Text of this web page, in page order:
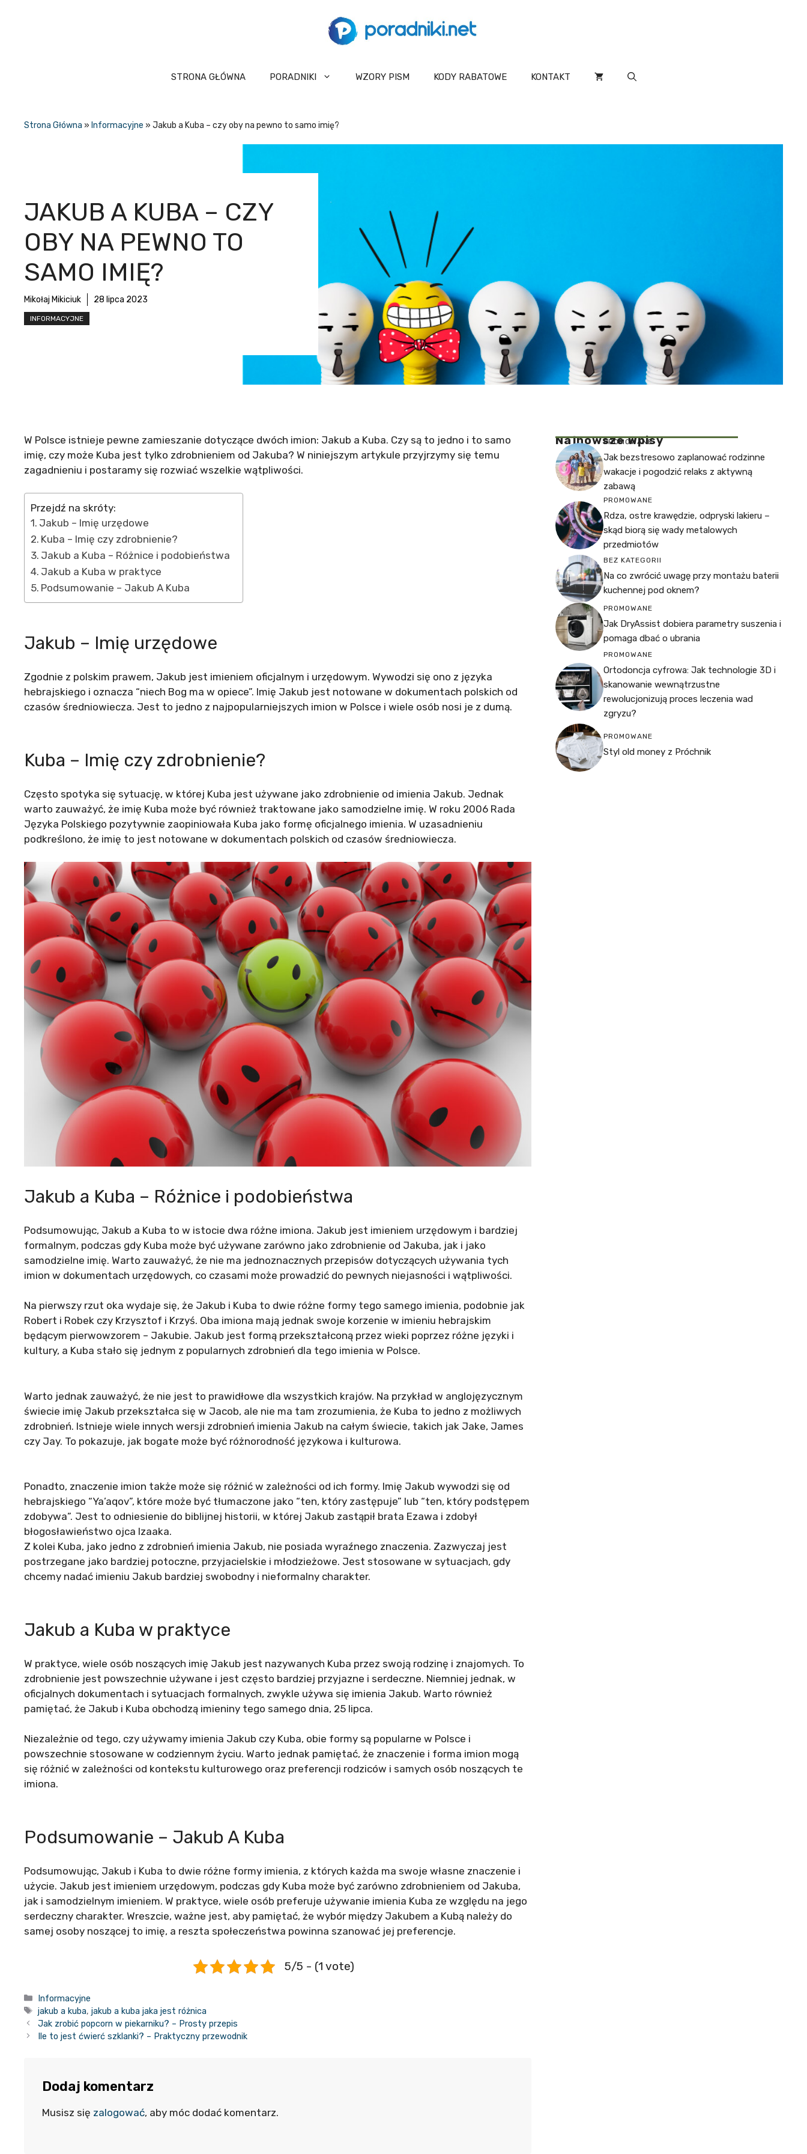
STRONA GŁÓWNA PORADNIKI WZORY PISM KODY RABATOWE KONTAKT
Strona Główna » Informacyjne » Jakub a Kuba – czy oby na pewno to samo imię?
JAKUB A KUBA – CZY
OBY NA PEWNO TO
SAMO IMIĘ?
Mikołaj Mikiciuk 28 lipca 2023
INFORMACYJNE
W Polsce istnieje pewne zamieszanie dotyczące dwóch imion: Jakub a Kuba. Czy są to jedno i to samo
imię, czy może Kuba jest tylko zdrobnieniem od Jakuba? W niniejszym artykule przyjrzymy się temu
zagadnieniu i postaramy się rozwiać wszelkie wątpliwości.
Przejdź na skróty:
Jakub – Imię urzędowe
Kuba – Imię czy zdrobnienie?
Jakub a Kuba – Różnice i podobieństwa
Jakub a Kuba w praktyce
Podsumowanie – Jakub A Kuba
Jakub – Imię urzędowe
Zgodnie z polskim prawem, Jakub jest imieniem oficjalnym i urzędowym. Wywodzi się ono z języka
hebrajskiego i oznacza “niech Bog ma w opiece”. Imię Jakub jest notowane w dokumentach polskich od
czasów średniowiecza. Jest to jedno z najpopularniejszych imion w Polsce i wiele osób nosi je z dumą.
Kuba – Imię czy zdrobnienie?
Często spotyka się sytuację, w której Kuba jest używane jako zdrobnienie od imienia Jakub. Jednak
warto zauważyć, że imię Kuba może być również traktowane jako samodzielne imię. W roku 2006 Rada
Języka Polskiego pozytywnie zaopiniowała Kuba jako formę oficjalnego imienia. W uzasadnieniu
podkreślono, że imię to jest notowane w dokumentach polskich od czasów średniowiecza.
Jakub a Kuba – Różnice i podobieństwa
Podsumowując, Jakub a Kuba to w istocie dwa różne imiona. Jakub jest imieniem urzędowym i bardziej
formalnym, podczas gdy Kuba może być używane zarówno jako zdrobnienie od Jakuba, jak i jako
samodzielne imię. Warto zauważyć, że nie ma jednoznacznych przepisów dotyczących używania tych
imion w dokumentach urzędowych, co czasami może prowadzić do pewnych niejasności i wątpliwości.
Na pierwszy rzut oka wydaje się, że Jakub i Kuba to dwie różne formy tego samego imienia, podobnie jak
Robert i Robek czy Krzysztof i Krzyś. Oba imiona mają jednak swoje korzenie w imieniu hebrajskim
będącym pierwowzorem – Jakubie. Jakub jest formą przekształconą przez wieki poprzez różne języki i
kultury, a Kuba stało się jednym z popularnych zdrobnień dla tego imienia w Polsce.
Warto jednak zauważyć, że nie jest to prawidłowe dla wszystkich krajów. Na przykład w anglojęzycznym
świecie imię Jakub przekształca się w Jacob, ale nie ma tam zrozumienia, że Kuba to jedno z możliwych
zdrobnień. Istnieje wiele innych wersji zdrobnień imienia Jakub na całym świecie, takich jak Jake, James
czy Jay. To pokazuje, jak bogate może być różnorodność językowa i kulturowa.
Ponadto, znaczenie imion także może się różnić w zależności od ich formy. Imię Jakub wywodzi się od
hebrajskiego “Ya’aqov”, które może być tłumaczone jako “ten, który zastępuje” lub “ten, który podstępem
zdobywa”. Jest to odniesienie do biblijnej historii, w której Jakub zastąpił brata Ezawa i zdobył
błogosławieństwo ojca Izaaka.
Z kolei Kuba, jako jedno z zdrobnień imienia Jakub, nie posiada wyraźnego znaczenia. Zazwyczaj jest
postrzegane jako bardziej potoczne, przyjacielskie i młodzieżowe. Jest stosowane w sytuacjach, gdy
chcemy nadać imieniu Jakub bardziej swobodny i nieformalny charakter.
Jakub a Kuba w praktyce
W praktyce, wiele osób noszących imię Jakub jest nazywanych Kuba przez swoją rodzinę i znajomych. To
zdrobnienie jest powszechnie używane i jest często bardziej przyjazne i serdeczne. Niemniej jednak, w
oficjalnych dokumentach i sytuacjach formalnych, zwykle używa się imienia Jakub. Warto również
pamiętać, że Jakub i Kuba obchodzą imieniny tego samego dnia, 25 lipca.
Niezależnie od tego, czy używamy imienia Jakub czy Kuba, obie formy są popularne w Polsce i
powszechnie stosowane w codziennym życiu. Warto jednak pamiętać, że znaczenie i forma imion mogą
się różnić w zależności od kontekstu kulturowego oraz preferencji rodziców i samych osób noszących te
imiona.
Podsumowanie – Jakub A Kuba
Podsumowując, Jakub i Kuba to dwie różne formy imienia, z których każda ma swoje własne znaczenie i
użycie. Jakub jest imieniem urzędowym, podczas gdy Kuba może być zarówno zdrobnieniem od Jakuba,
jak i samodzielnym imieniem. W praktyce, wiele osób preferuje używanie imienia Kuba ze względu na jego
serdeczny charakter. Wreszcie, ważne jest, aby pamiętać, że wybór między Jakubem a Kubą należy do
samej osoby noszącej to imię, a reszta społeczeństwa powinna szanować jej preferencje.
5/5 - (1 vote)
Kategorie
Informacyjne
Tagi
jakub a kuba,jakub a kuba jaka jest różnica
Jak zrobić popcorn w piekarniku? – Prosty przepis
Ile to jest ćwierć szklanki? – Praktyczny przewodnik
Dodaj komentarz
Musisz się zalogować, aby móc dodać komentarz.
Najnowsze Wpisy
PROMOWANE
Jak bezstresowo zaplanować rodzinne
wakacje i pogodzić relaks z aktywną
zabawą
PROMOWANE
Rdza, ostre krawędzie, odpryski lakieru –
skąd biorą się wady metalowych
przedmiotów
BEZ KATEGORII
Na co zwrócić uwagę przy montażu baterii
kuchennej pod oknem?
PROMOWANE
Jak DryAssist dobiera parametry suszenia i
pomaga dbać o ubrania
PROMOWANE
Ortodoncja cyfrowa: Jak technologie 3D i
skanowanie wewnątrzustne
rewolucjonizują proces leczenia wad
zgryzu?
PROMOWANE
Styl old money z Próchnik